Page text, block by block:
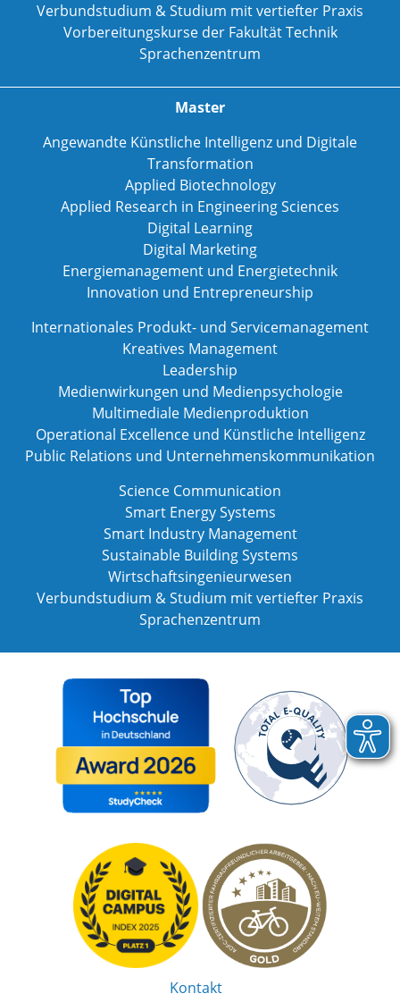
Verbundstudium & Studium mit vertiefter Praxis
Vorbereitungskurse der Fakultät Technik
Sprachenzentrum
Master
Angewandte Künstliche Intelligenz und Digitale
Transformation
Applied Biotechnology
Applied Research in Engineering Sciences
Digital Learning
Digital Marketing
Energiemanagement und Energietechnik
Innovation und Entrepreneurship
Internationales Produkt- und Servicemanagement
Kreatives Management
Leadership
Medienwirkungen und Medienpsychologie
Multimediale Medienproduktion
Operational Excellence und Künstliche Intelligenz
Public Relations und Unternehmenskommunikation
Science Communication
Smart Energy Systems
Smart Industry Management
Sustainable Building Systems
Wirtschaftsingenieurwesen
Verbundstudium & Studium mit vertiefter Praxis
Sprachenzentrum
Kontakt